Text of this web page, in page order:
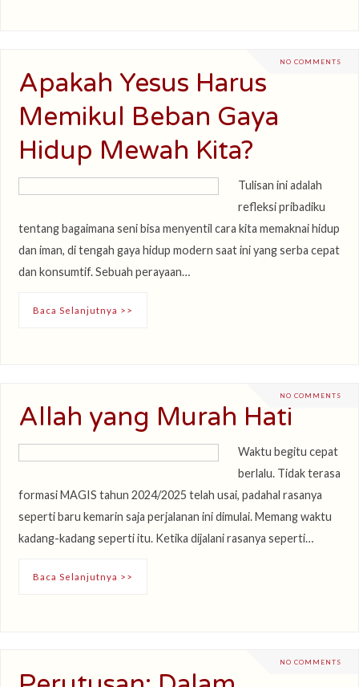
NO COMMENTS
Apakah Yesus Harus
Memikul Beban Gaya
Hidup Mewah Kita?
Tulisan ini adalah
refleksi pribadiku
tentang bagaimana seni bisa menyentil cara kita memaknai hidup
dan iman, di tengah gaya hidup modern saat ini yang serba cepat
dan konsumtif. Sebuah perayaan…
Baca Selanjutnya >>
NO COMMENTS
Allah yang Murah Hati
Waktu begitu cepat
berlalu. Tidak terasa
formasi MAGIS tahun 2024/2025 telah usai, padahal rasanya
seperti baru kemarin saja perjalanan ini dimulai. Memang waktu
kadang-kadang seperti itu. Ketika dijalani rasanya seperti…
Baca Selanjutnya >>
NO COMMENTS